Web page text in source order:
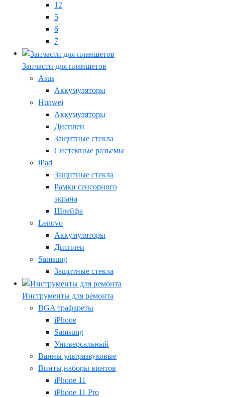
12
5
6
7
Запчасти для планшетов
Asus
Аккумуляторы
Huawei
Аккумуляторы
Дисплеи
Защитные стекла
Системные разъемы
iPad
Защитные стекла
Рамки сенсорного
экрана
Шлейфа
Lenovo
Аккумуляторы
Дисплеи
Samsung
Защитные стекла
Инструменты для ремонта
BGA трафареты
iPhone
Samsung
Универсальный
Ванны ультразвуковые
Винты,наборы винтов
iPhone 11
iPhone 11 Pro